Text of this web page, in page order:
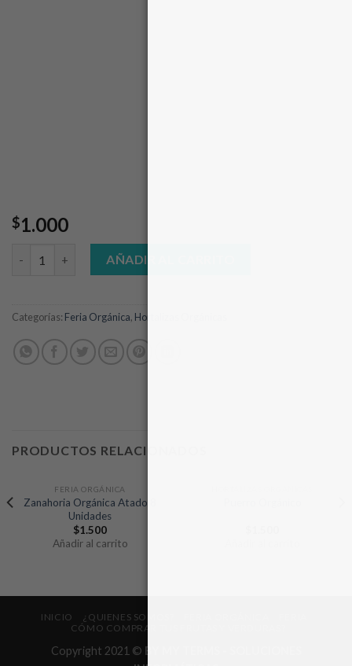
$1.000
Rabanito Organico atado cantidad
AÑADIR AL CARRITO
Categorías: Feria Orgánica, Hortalizas Orgánicas
PRODUCTOS RELACIONADOS
FERIA ORGÁNICA
Zanahoria Orgánica Atado 8
Unidades
$1.500
Añadir al carrito
INICIO ¿QUIENES SOMOS?
CÓMO COMPRAR TUS FRUTAS Y VERDURAS?
Copyright 2021 © BY MY TERMS - SOLUCIONES